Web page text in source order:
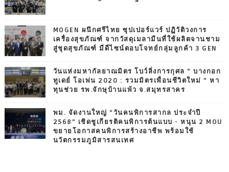
MOGEN ผนึกศรีไทย ซุปเปอร์แวร์ ปฏิวัติวงการ
เครื่องสุขภัณฑ์ จากวัสดุเมลามีนที่ใช้ผลิตจานชาม
สู่ชุดสุขภัณฑ์ มีดีไซน์ตอบโจทย์กลุ่มลูกค้า 3 GEN
วันแห่งมหากัลยาณมิตร โบว์ลิ่งการกุศล “ บางกอก
ทูเดย์ โอเพ่น 2020 : รวมมิตรเพื่อนชีวิตใหม่ ” หา
ทุนช่วย รพ.จักษุบ้านแพ้ว จ.สมุทรสาคร
พม. จัดงานใหญ่ “วันคนพิการสากล ประจำปี
2568” เชิดชูเกียรติคนพิการต้นแบบ - หนุน 2 MOU
ขยายโอกาสคนพิการสร้างอาชีพ พร้อมใช้
นวัตกรรมภูมิสารสนเทศ